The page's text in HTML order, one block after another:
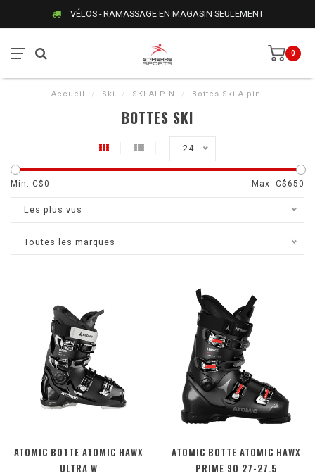
VÉLOS - RAMASSAGE EN MAGASIN SEULEMENT
0
Accueil / Ski / SKI ALPIN / Bottes Ski Alpin
BOTTES SKI
24
Min: C$0 Max: C$ 650
Les plus vus
Toutes les marques
ATOMIC BOTTE ATOMIC HAWX
ULTRA W
ATOMIC BOTTE ATOMIC HAWX
PRIME 90 27-27.5